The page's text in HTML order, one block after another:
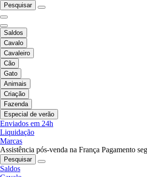
Pesquisar
Saldos
Cavalo
Cavaleiro
Cão
Gato
Animais
Criação
Fazenda
Especial de verão
Enviados em 24h
Liquidação
Marcas
Assistência pós-venda na França Pagamento
Pesquisar
Saldos